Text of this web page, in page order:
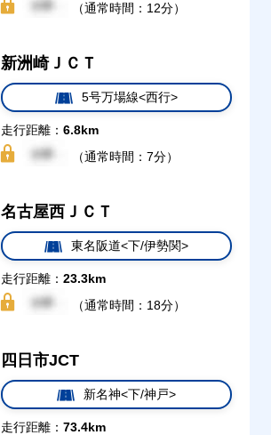
（通常時間：12分）
新洲崎ＪＣＴ
5号万場線<西行>
走行距離： 6.8km
（通常時間：7分）
名古屋西ＪＣＴ
東名阪道<下/伊勢関>
走行距離： 23.3km
（通常時間：18分）
四日市JCT
新名神<下/神戸>
走行距離： 73.4km